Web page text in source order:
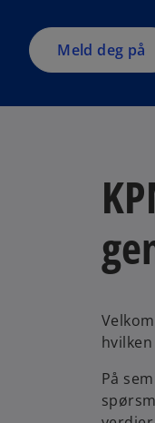
Meld deg på
n
a
n
b
På